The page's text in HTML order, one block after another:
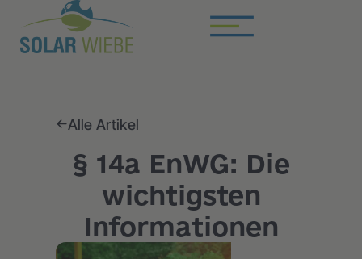
Alle Artikel
§ 14a EnWG: Die
wichtigsten
Informationen